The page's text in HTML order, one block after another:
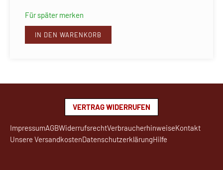
Für später merken
IN DEN WARENKORB
VERTRAG WIDERRUFEN
ImpressumAGBWiderrufsrechtVerbraucherhinweiseKontakt
Unsere VersandkostenDatenschutzerklärungHilfe